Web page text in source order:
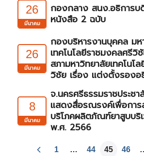
26
มีนาคม
กองกลาง สนง.อธิการบ
หนังสือ 2 ฉบับ
26
มีนาคม
กองบริหารงานบุคคล มห
เทคโนโลยีราชมงคลศรี
สภามหาวิทยาลัยเทคโนโ
วิชัย เรื่อง แต่งตั้งรองอ
8
มีนาคม
จ.นครศรีธรรมราชประช
แสดงสื่อรณรงค์เพื่อการ
บริโภคผลิตภัณฑ์ยาสูบบริ
พ.ศ. 2566
1 … 44 45 46